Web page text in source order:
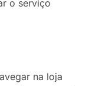
o serviço
na loja